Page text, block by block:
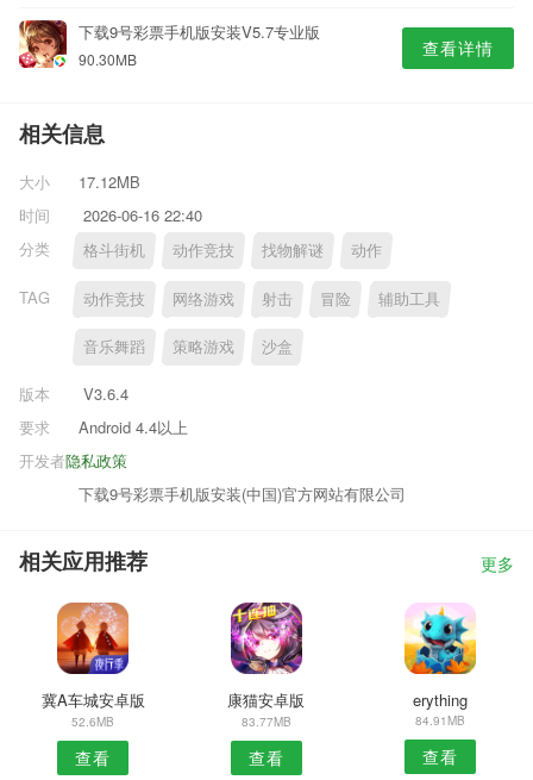
下载9号彩票手机版安装V5.7专业版
90.30MB 查看详情
相关信息
大小
17.12MB
时间
2026-06-16 22:40
分类
格斗街机 动作竞技 找物解谜 动作
TAG 动作竞技 网络游戏 射击 冒险 辅助工具
音乐舞蹈 策略游戏 沙盒
版本
V3.6.4
要求
Android 4.4以上
隐私政策
开发者
下载9号彩票手机版安装(中国)官方网站有限公司
相关应用推荐 更多
冀A车城安卓版
52.6MB
查看
康猫安卓版
83.77MB
查看
erything
84.91MB
查看